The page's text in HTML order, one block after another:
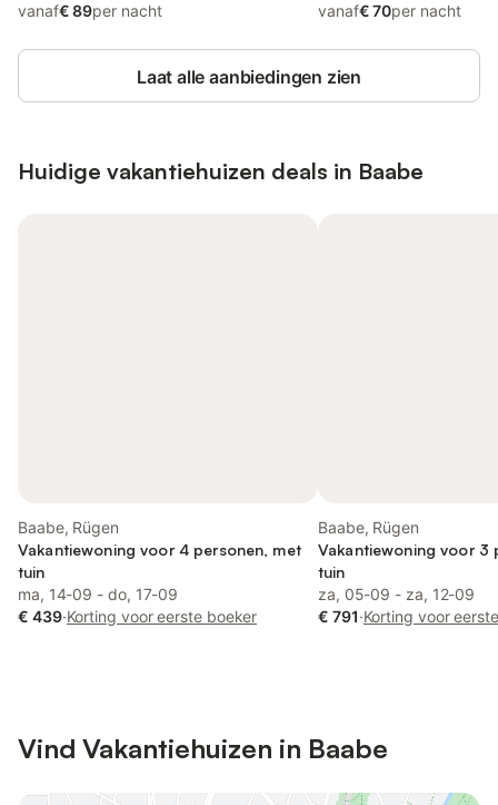
vanaf€ 89per nacht vanaf€ 70per nacht
Laat alle aanbiedingen zien
Huidige vakantiehuizen deals in Baabe
Baabe, Rügen
Vakantiewoning voor 4 personen, met
tuin
ma, 14-09 - do, 17-09
€ 439·Korting voor eerste boeker
Baabe, Rügen
Vakantiewoning voor 3
tuin
za, 05-09 - za, 12-09
€ 791·Korting voor
Vind Vakantiehuizen in Baabe